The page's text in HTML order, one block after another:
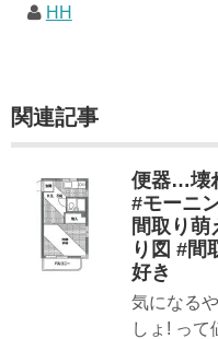
HH
関連記事
便器…壊
#モーニ
間取り萌
り図 #間
好き
気になる
しょ! って